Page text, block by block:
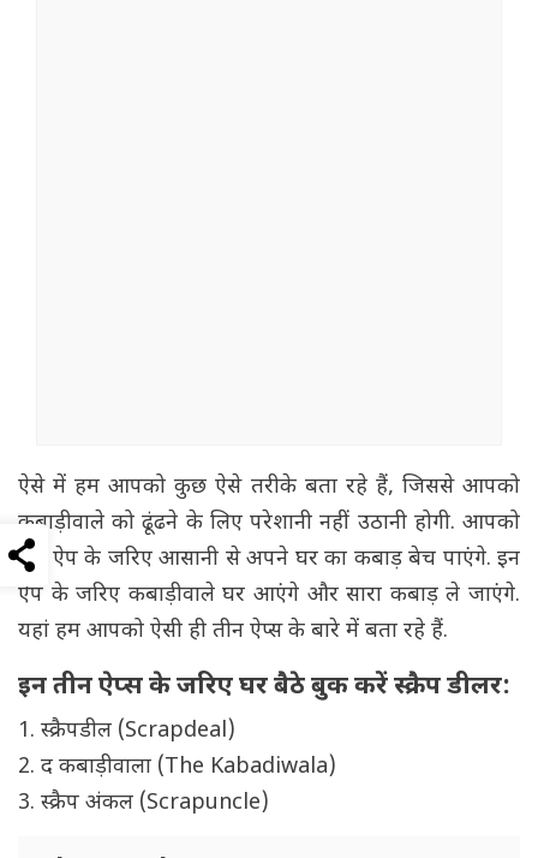
ऐसे में हम आपको कुछ ऐसे तरीके बता रहे हैं, जिससे आपको
कबाड़ीवाले को ढूंढने के लिए परेशानी नहीं उठानी होगी. आपको
बस ऐप के जरिए आसानी से अपने घर का कबाड़ बेच पाएंगे. इन
ऐप के जरिए कबाड़ीवाले घर आएंगे और सारा कबाड़ ले जाएंगे.
यहां हम आपको ऐसी ही तीन ऐप्स के बारे में बता रहे हैं.
इन तीन ऐप्स के जरिए घर बैठे बुक करें स्क्रैप डीलर:
1. स्क्रैपडील (Scrapdeal)
2. द कबाड़ीवाला (The Kabadiwala)
3. स्क्रैप अंकल (Scrapuncle)